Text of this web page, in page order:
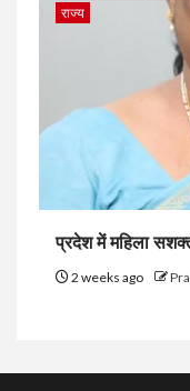
राज्य
प्रदेश में महिला
2 weeks ago